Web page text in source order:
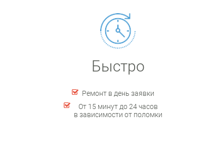
Быстро
Ремонт в день заявки
От 15 минут до 24 часов
в зависимости от поломки